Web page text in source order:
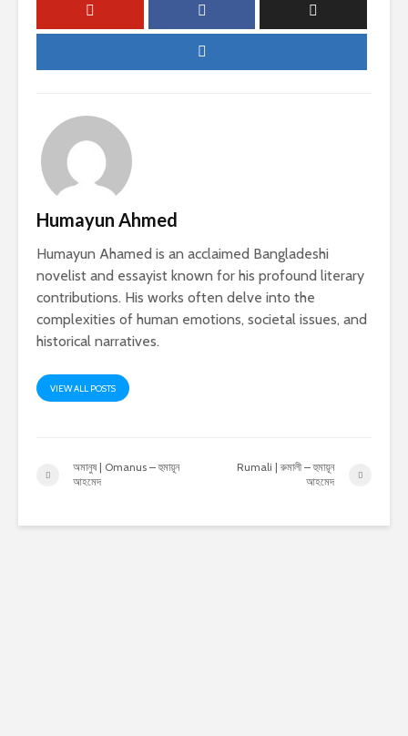
Humayun Ahmed
Humayun Ahamed is an acclaimed Bangladeshi
novelist and essayist known for his profound literary
contributions. His works often delve into the
complexities of human emotions, societal issues, and
historical narratives.
VIEW ALL POSTS
অমানুষ | Omanus – হুমায়ূন
আহমেদ
Rumali | রুমালী – হুমায়ূন
আহমেদ